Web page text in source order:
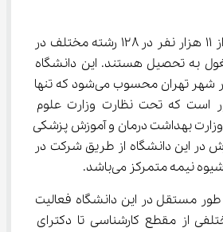
در حال حاضر بیش از ۱۱ هزار نفر در ۱۲۸ رشته مختلف در
به تحصیل هستند. این دانشگاه
یک دانشگاه دولتی در شهر تهران محسوب می‌شود که تنها
است که تحت نظارت وزارت علوم
بهداشت درمان و آموزش پزشکی
پذیرش در این دانشگاه از طریق شرکت در
نیمه متمرکز می‌باشد.
مستقل در این دانشگاه فعالیت
مختلفی از مقطع کارشناسی تا دکترای